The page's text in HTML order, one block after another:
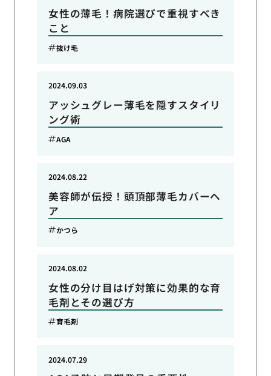
女性の薄毛！病院選びで重視すべき
こと
抜け毛
アッシュグレー薄毛を隠すスタイリ
ング術
2024.09.03
AGA
美容師が伝授！頭頂部薄毛カバーヘ
ア
2024.08.22
かつら
女性の分け目はげ対策に効果的な育
毛剤とその選び方
2024.08.02
育毛剤
2024.07.29